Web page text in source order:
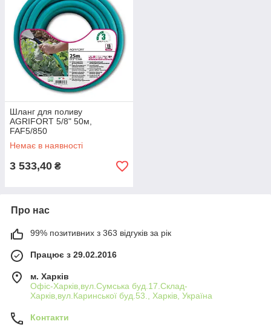
Шланг для поливу
AGRIFORT 5/8" 50м,
FAF5/850
Немає в наявності
3 533,40 ₴
Про нас
99% позитивних з 363 відгуків за рік
Працює з 29.02.2016
м. Харків
Офіс-Харків,вул.Сумська буд.17.Склад-
Харків,вул.Каринської буд.53., Харків, Україна
Контакти